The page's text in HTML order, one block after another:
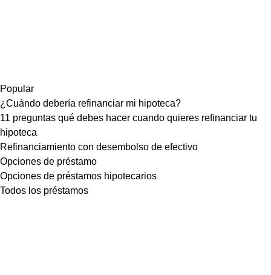
Popular
¿Cuándo debería refinanciar mi hipoteca?
11 preguntas qué debes hacer cuando quieres refinanciar tu
hipoteca
Refinanciamiento con desembolso de efectivo
Opciones de préstamo
Opciones de préstamos hipotecarios
Todos los préstamos